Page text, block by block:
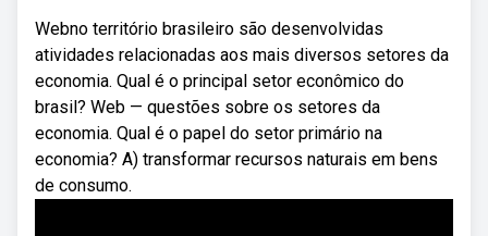
Webno território brasileiro são desenvolvidas
atividades relacionadas aos mais diversos setores da
economia. Qual é o principal setor econômico do
brasil? Web — questões sobre os setores da
economia. Qual é o papel do setor primário na
economia? A) transformar recursos naturais em bens
de consumo.